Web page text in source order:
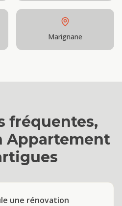
Marignane
fréquentes,
Appartement
une rénovation